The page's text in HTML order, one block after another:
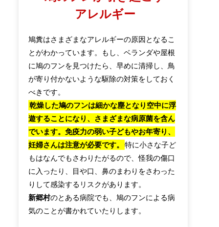
アレルギー
鳩糞はさまざまなアレルギーの原因となるこ
とがわかっています。もし、ベランダや屋根
に鳩のフンを見つけたら、早めに清掃し、鳥
が寄り付かないような駆除の対策をしておく
べきです。
乾燥した鳩のフンは細かな塵となり空中に浮
遊することになり、さまざまな病原菌を含ん
でいます。免疫力の弱い子どもやお年寄り、
妊婦さんは注意が必要です。
特に小さな子ど
もはなんでもさわりたがるので、怪我の傷口
に入ったり、目や口、鼻のまわりをさわった
りして感染するリスクがあります。
新郷村のとある病院でも、鳩のフンによる病
気のことが書かれていたりします。